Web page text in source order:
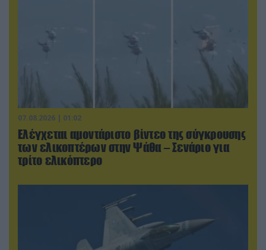
07.08.2026 | 01:02
Ελέγχεται αμοντάριστο βίντεο της σύγκρουσης
των ελικοπτέρων στην Ψάθα – Σενάριο για
τρίτο ελικόπτερο